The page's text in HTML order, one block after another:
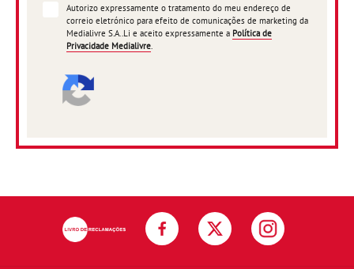
Autorizo expressamente o tratamento do meu endereço de
correio eletrónico para efeito de comunicações de marketing da
Medialivre S.A..Li e aceito expressamente a Política de
Privacidade Medialivre.